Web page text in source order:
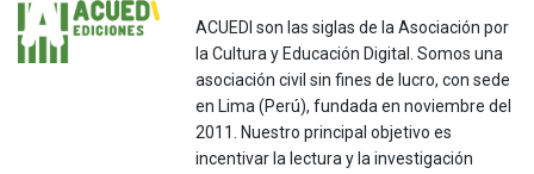
ACUEDI son las siglas de la Asociación por
la Cultura y Educación Digital. Somos una
asociación civil sin fines de lucro, con sede
en Lima (Perú), fundada en noviembre del
2011. Nuestro principal objetivo es
incentivar la lectura y la investigación